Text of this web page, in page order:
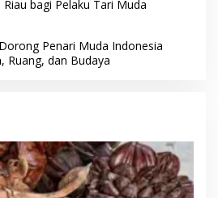
bagi Pelaku Tari Muda
Penari Muda Indonesia
Ruang, dan Budaya